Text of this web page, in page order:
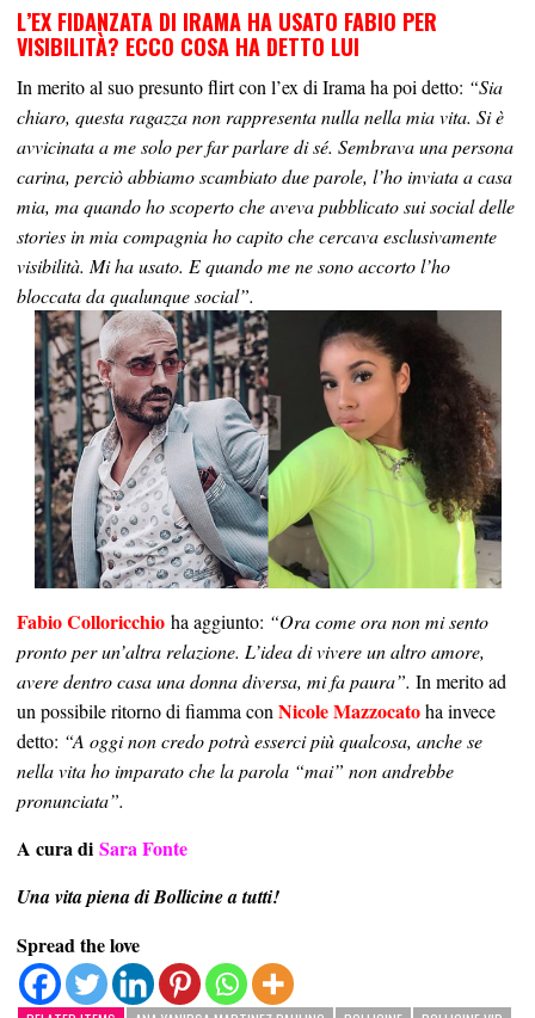
L’EX FIDANZATA DI IRAMA HA USATO FABIO PER
VISIBILITÀ? ECCO COSA HA DETTO LUI
In merito al suo presunto flirt con l’ex di Irama ha poi detto: “Sia
chiaro, questa ragazza non rappresenta nulla nella mia vita. Si è
avvicinata a me solo per far parlare di sé. Sembrava una persona
carina, perciò abbiamo scambiato due parole, l’ho inviata a casa
mia, ma quando ho scoperto che aveva pubblicato sui social delle
stories in mia compagnia ho capito che cercava esclusivamente
visibilità. Mi ha usato. E quando me ne sono accorto l’ho
bloccata da qualunque social”.
Fabio Colloricchio ha aggiunto: “Ora come ora non mi sento
pronto per un’altra relazione. L’idea di vivere un altro amore,
avere dentro casa una donna diversa, mi fa paura”. In merito ad
un possibile ritorno di fiamma con Nicole Mazzocatoha invece
detto: “A oggi non credo potrà esserci più qualcosa, anche se
nella vita ho imparato che la parola “mai” non andrebbe
pronunciata”.
A cura di Sara Fonte
Una vita piena di Bollicine a tutti!
Spread the love